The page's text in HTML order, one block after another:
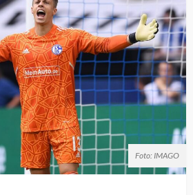
Foto: IMAGO